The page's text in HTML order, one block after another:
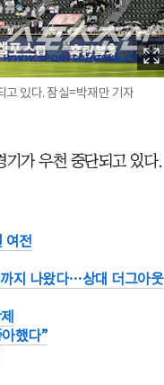
고 있다. 잠실=박재만 기자
기가 우천 중단되고 있다.
여전
지 나왔다…상대 더그아웃
했다”